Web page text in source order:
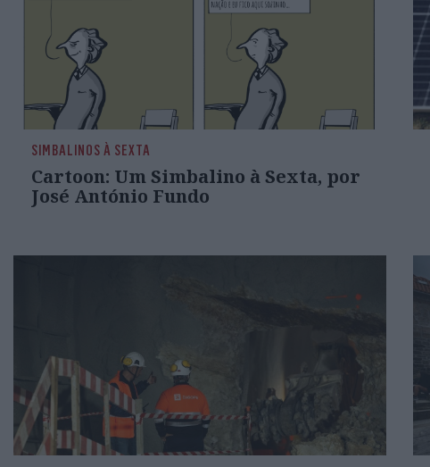
SIMBALINOS À SEXTA
Cartoon: Um Simbalino à Sexta, por
José António Fundo